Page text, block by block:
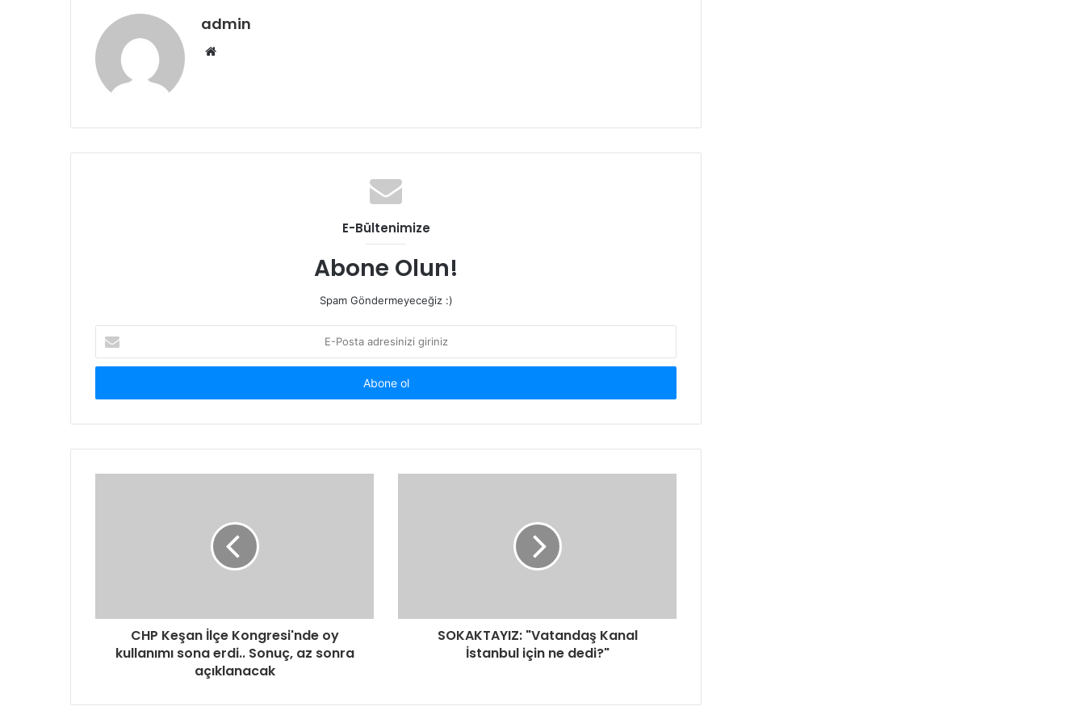
admin
Web
E-Bültenimize
Abone Olun!
Spam Göndermeyeceğiz :)
Posta
adresinizi
CHP Keşan İlçe Kongresi'nde oy
kullanımı sona erdi.. Sonuç, az sonra
açıklanacak
SOKAKTAYIZ: "Vatandaş Kanal
İstanbul için ne dedi?"